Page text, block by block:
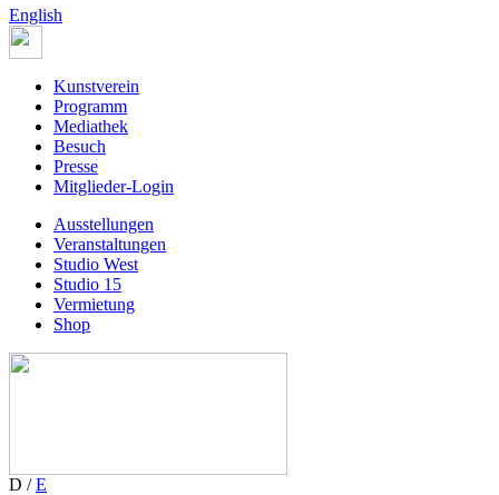
English
Kunstverein
Programm
Mediathek
Besuch
Presse
Mitglieder-Login
Ausstellungen
Veranstaltungen
Studio West
Studio 15
Vermietung
Shop
D /E